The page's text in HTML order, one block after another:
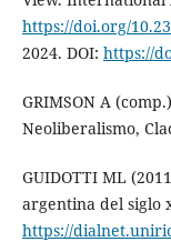
https://doi.org/
2024. DOI: https://
GRIMSON A
Neoliberalismo,
GUIDOTTI ML
argentina del siglo
https://